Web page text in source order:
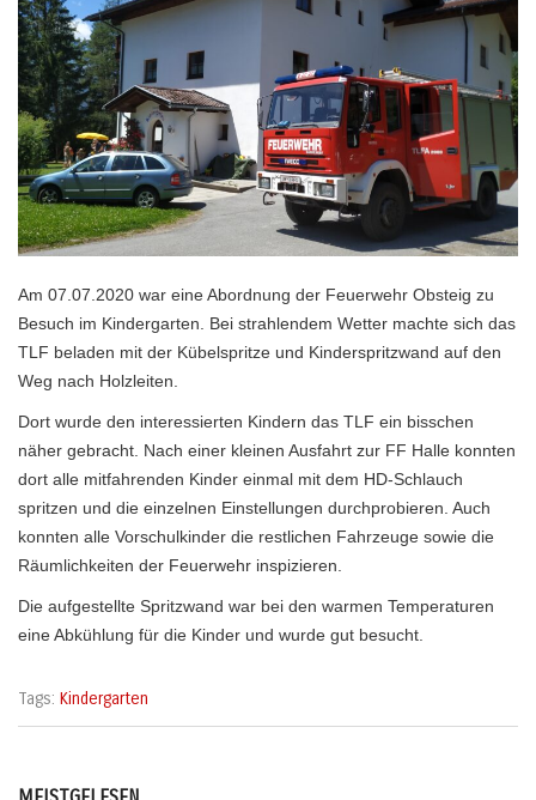
Am 07.07.2020 war eine Abordnung der Feuerwehr Obsteig zu
Besuch im Kindergarten. Bei strahlendem Wetter machte sich das
TLF beladen mit der Kübelspritze und Kinderspritzwand auf den
Weg nach Holzleiten.
Dort wurde den interessierten Kindern das TLF ein bisschen
näher gebracht. Nach einer kleinen Ausfahrt zur FF Halle konnten
dort alle mitfahrenden Kinder einmal mit dem HD-Schlauch
spritzen und die einzelnen Einstellungen durchprobieren. Auch
konnten alle Vorschulkinder die restlichen Fahrzeuge sowie die
Räumlichkeiten der Feuerwehr inspizieren.
Die aufgestellte Spritzwand war bei den warmen Temperaturen
eine Abkühlung für die Kinder und wurde gut besucht.
Tags: Kindergarten